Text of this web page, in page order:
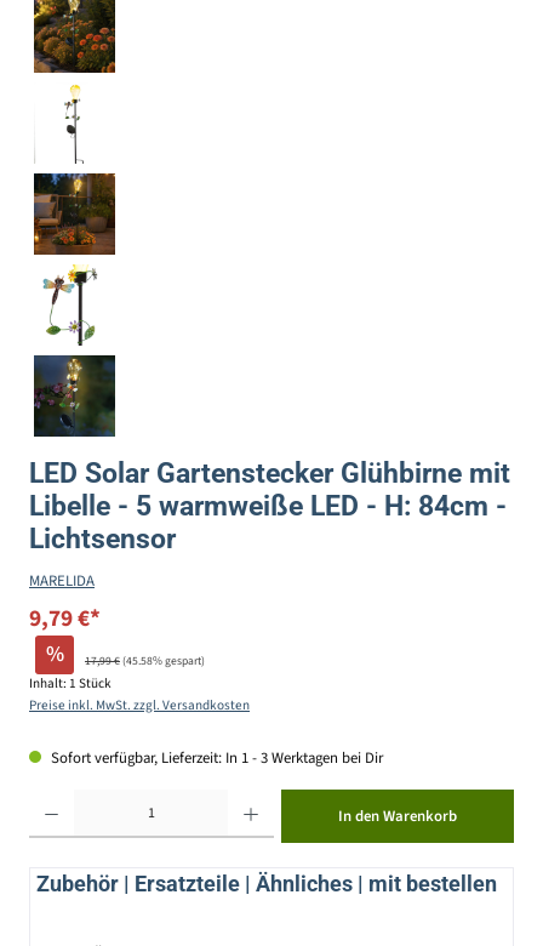
LED Solar Gartenstecker Glühbirne mit
Libelle - 5 warmweiße LED - H: 84cm -
Lichtsensor
MARELIDA
9,79 €*
% 17,99 €(45.58% gespart)
Inhalt: 1 Stück
Preise inkl. MwSt. zzgl. Versandkosten
Sofort verfügbar, Lieferzeit: In 1 - 3 Werktagen bei Dir
In den Warenkorb
Zubehör | Ersatzteile | Ähnliches | mit bestellen